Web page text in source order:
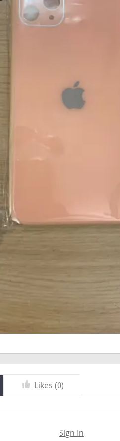
Likes (0)
Sign In